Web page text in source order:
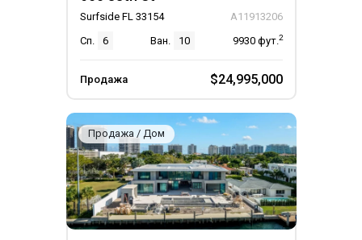
Surfside FL 33154
A11913206
Сп.
6 Ван. 10 9930 фут.2
Продажа $24,995,000
Продажа / Дом